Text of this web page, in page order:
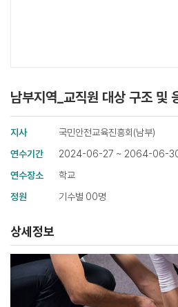
남부지역_교직원 대상 구조 및
지사
국민안전교육진흥회(남부)
연수기간
2024-06-27 ~ 2064-06-
연수장소
학교
정원
기수별 00명
상세정보